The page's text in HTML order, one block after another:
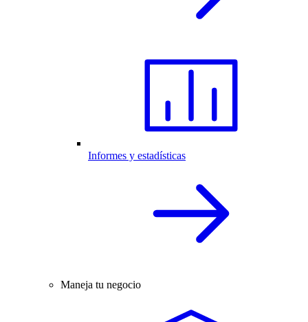
Informes y estadísticas
Maneja tu negocio